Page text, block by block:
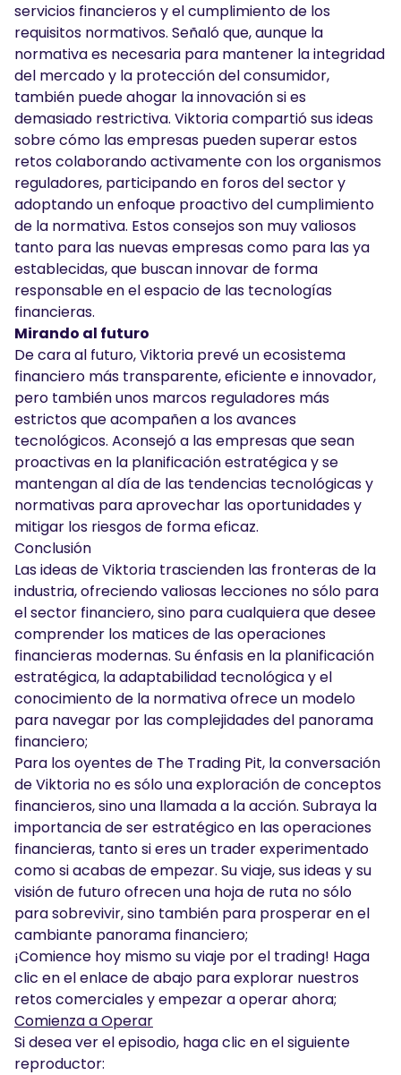
servicios financieros y el cumplimiento de los
requisitos normativos. Señaló que, aunque la
normativa es necesaria para mantener la integridad
del mercado y la protección del consumidor,
también puede ahogar la innovación si es
demasiado restrictiva. Viktoria compartió sus ideas
sobre cómo las empresas pueden superar estos
retos colaborando activamente con los organismos
reguladores, participando en foros del sector y
adoptando un enfoque proactivo del cumplimiento
de la normativa. Estos consejos son muy valiosos
tanto para las nuevas empresas como para las ya
establecidas, que buscan innovar de forma
responsable en el espacio de las tecnologías
financieras.
Mirando al futuro
De cara al futuro, Viktoria prevé un ecosistema
financiero más transparente, eficiente e innovador,
pero también unos marcos reguladores más
estrictos que acompañen a los avances
tecnológicos. Aconsejó a las empresas que sean
proactivas en la planificación estratégica y se
mantengan al día de las tendencias tecnológicas y
normativas para aprovechar las oportunidades y
mitigar los riesgos de forma eficaz.
Conclusión
Las ideas de Viktoria trascienden las fronteras de la
industria, ofreciendo valiosas lecciones no sólo para
el sector financiero, sino para cualquiera que desee
comprender los matices de las operaciones
financieras modernas. Su énfasis en la planificación
estratégica, la adaptabilidad tecnológica y el
conocimiento de la normativa ofrece un modelo
para navegar por las complejidades del panorama
financiero;
Para los oyentes de The Trading Pit, la conversación
de Viktoria no es sólo una exploración de conceptos
financieros, sino una llamada a la acción. Subraya la
importancia de ser estratégico en las operaciones
financieras, tanto si eres un trader experimentado
como si acabas de empezar. Su viaje, sus ideas y su
visión de futuro ofrecen una hoja de ruta no sólo
para sobrevivir, sino también para prosperar en el
cambiante panorama financiero;
¡Comience hoy mismo su viaje por el trading! Haga
clic en el enlace de abajo para explorar nuestros
retos comerciales y empezar a operar ahora;
Comienza a Operar
Si desea ver el episodio, haga clic en el siguiente
reproductor: